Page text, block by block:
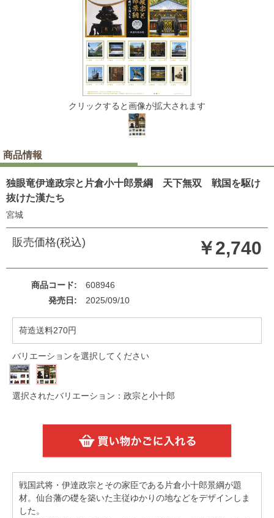
クリックすると画像が拡大されます
商品情報
独眼竜伊達政宗と片倉小十郎景綱 天下無双 戦国を駆け
抜けた漢たち
宮城
販売価格(税込) ￥2,740
商品コード
608946
発売日
2025/09/10
荷造送料270円
バリエーションを選択してください
選択されたバリエーション：政宗と小十郎
戦国武将・伊達政宗とその家臣である片倉小十郎景綱が題
材。仙台藩の礎を築いた主従ゆかりの地などをデザインしま
した。